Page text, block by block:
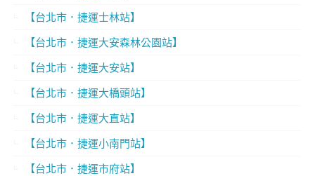
【台北市．捷運士林站】
【台北市．捷運大安森林公園站】
【台北市．捷運大安站】
【台北市．捷運大橋頭站】
【台北市．捷運大直站】
【台北市．捷運小南門站】
【台北市．捷運市府站】